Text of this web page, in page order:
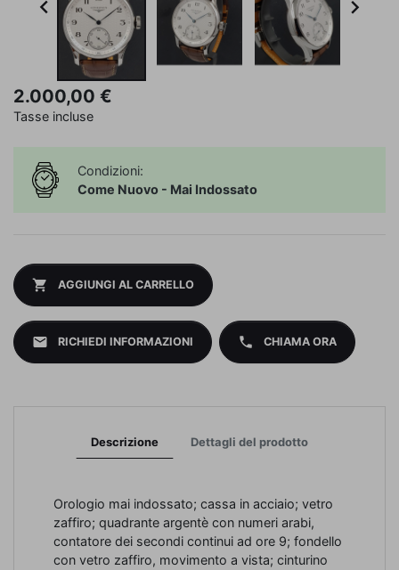
 
2.000,00 €
Tasse incluse
Condizioni:
Come Nuovo - Mai Indossato
shopping_cart AGGIUNGI AL CARRELLO
mail RICHIEDI INFORMAZIONI phone CHIAMA ORA
Descrizione Dettagli del prodotto
Orologio mai indossato; cassa in acciaio; vetro
zaffiro; quadrante argentè con numeri arabi,
contatore dei secondi continui ad ore 9; fondello
con vetro zaffiro, movimento a vista; cinturino